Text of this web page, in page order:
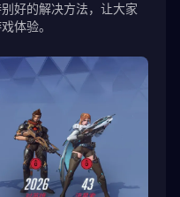
好的解决方法，让大家
体验。